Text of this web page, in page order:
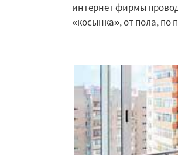
интернет фирмы
«косынка», от пола, по